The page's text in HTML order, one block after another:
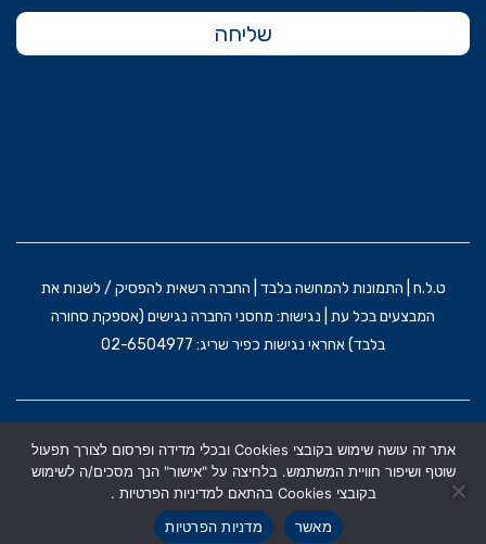
שליחה
ט.ל.ח | התמונות להמחשה בלבד | החברה רשאית להפסיק / לשנות את
המבצעים בכל עת | נגישות: מחסני החברה נגישים (אספקת סחורה
בלבד) אחראי נגישות כפיר שריג: 02-6504977
תקנון אתר
מדניות הפרטיות הצהרת נגישות
אתר זה עושה שימוש בקובצי Cookies ובכלי מדידה ופרסום לצורך תפעול
שוטף ושיפור חוויית המשתמש. בלחיצה על "אישור" הנך מסכים/ה לשימוש
בקובצי Cookies בהתאם למדיניות הפרטיות .
מאשר
מדניות הפרטיות